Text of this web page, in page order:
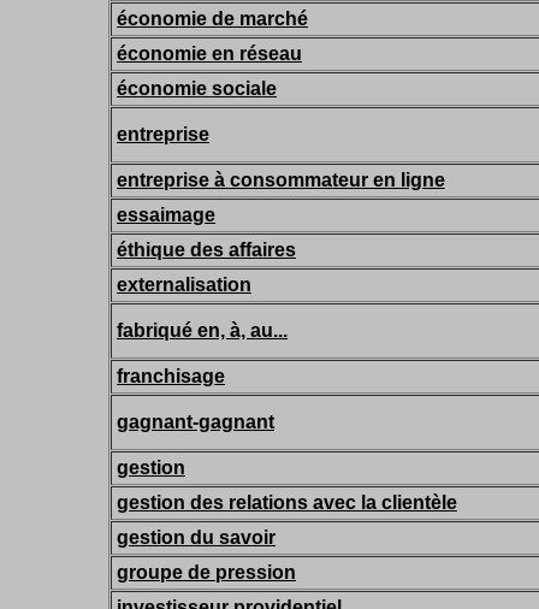
économie de marché
économie en réseau
économie sociale
entreprise
entreprise à consommateur en ligne
essaimage
éthique des affaires
externalisation
fabriqué en, à, au...
franchisage
gagnant-gagnant
gestion
gestion des relations avec la clientèle
gestion du savoir
groupe de pression